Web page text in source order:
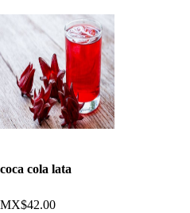
coca cola lata
MX$42.00